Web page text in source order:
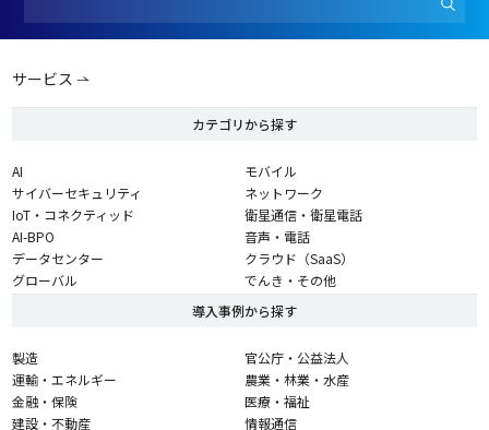
サービス
カテゴリから探す
AI
サイバーセキュリティ
IoT・コネクティッド
AI-BPO
データセンター
グローバル
モバイル
ネットワーク
衛星通信・衛星電話
音声・電話
クラウド（SaaS）
でんき・その他
導入事例から探す
製造
運輸・エネルギー
金融・保険
建設・不動産
官公庁・公益法人
農業・林業・水産
医療・福祉
情報通信